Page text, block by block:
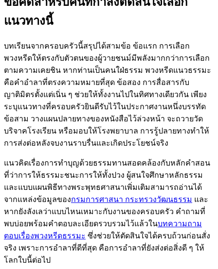
แนวทางนี้
บทเรียนจากครอบครัวนี้สรุปได้สามข้อ ข้อแรก การเลือก
พวงหรีดให้ตรงกับตัวตนของผู้วายชนม์มีพลังมากกว่าการเลือก
ตามความเคยชิน หากท่านเป็นคนใฝ่ธรรม พวงหรีดแนวธรรมะ
คือคำอำลาที่ตรงความหมายที่สุด ข้อสอง การสื่อสารกับ
ญาติมิตรตั้งแต่เนิ่น ๆ ช่วยให้ทั้งงานไปในทิศทางเดียวกัน เพียง
ระบุแนวทางที่ครอบครัวยินดีรับไว้ในประกาศงานหนึ่งบรรทัด
ข้อสาม วางแผนปลายทางของหนังสือไว้ล่วงหน้า จะถวายวัด
บริจาคโรงเรียน หรือมอบให้โรงพยาบาล การรู้ปลายทางทำให้
การส่งต่อหลังจบงานราบรื่นและเกิดประโยชน์จริง
แนวคิดเรื่องการทำบุญด้วยธรรมทานสอดคล้องกับหลักคำสอน
ที่ว่าการให้ธรรมะชนะการให้ทั้งปวง ผู้สนใจศึกษาหลักธรรม
และแบบแผนพิธีทางพระพุทธศาสนาเพิ่มเติมสามารถอ่านได้
จากแหล่งข้อมูลของกรมการศาสนา กระทรวงวัฒนธรรม และ
หากยังลังเลว่าแบบไหนเหมาะกับงานของครอบครัว คำถามที่
พบบ่อยพร้อมคำตอบละเอียดรวบรวมไว้แล้วในบทความถาม
ตอบเรื่องพวงหรีดธรรมะ ซึ่งช่วยให้ตัดสินใจได้ครบถ้วนก่อนสั่ง
จริง เพราะการอำลาที่ดีที่สุด คือการอำลาที่ยังส่งต่อสิ่งดี ๆ ให้
โลกใบนี้ต่อไป